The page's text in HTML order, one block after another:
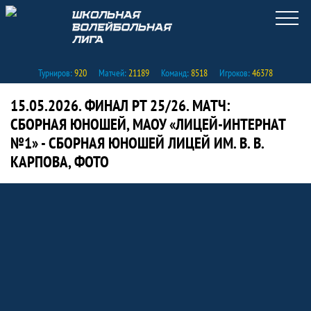
Турниров:920 Матчей:21189 Команд:8518 Игроков:46378
15.05.2026. ФИНАЛ РТ 25/26. МАТЧ:
СБОРНАЯ ЮНОШЕЙ, МАОУ «ЛИЦЕЙ-ИНТЕРНАТ
№1» - СБОРНАЯ ЮНОШЕЙ ЛИЦЕЙ ИМ. В. В.
КАРПОВА, ФОТО